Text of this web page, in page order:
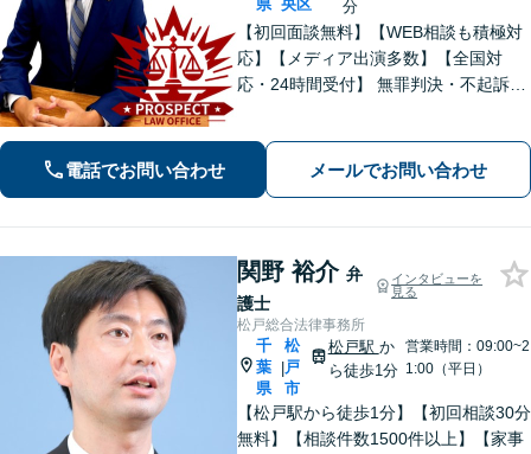
県 央区 分
【初回面談無料】【WEB相談も積極対
応】【メディア出演多数】【全国対
応・24時間受付】 無罪判決・不起訴多
結果へ。粘り強く、鋭く、そして迅速
に。明朗な料金体系で安心サポート。
電話でお問い合わせ メールでお問い合わせ
関野 裕介 弁
護士
インタビューを
見る
松戸総合法律事務所
千
葉
県
|
松
戸
市
松戸駅 か
ら徒歩1分
営業時間：09:00~2
1:00（平日）
【松戸駅から徒歩1分】【初回相談30分
無料】【相談件数1500件以上】【家事